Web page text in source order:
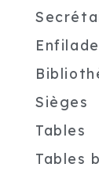
Sièges
Tables
Tables